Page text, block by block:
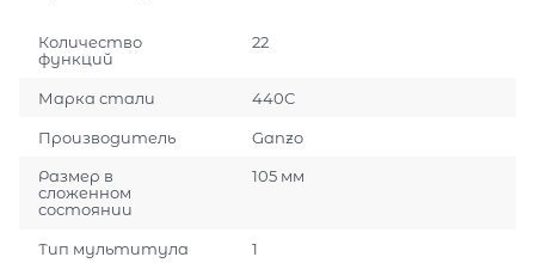
Количество
функций
22
Марка стали 440C
Производитель Ganzo
Размер в
сложенном
состоянии
105 мм
Тип мультитула 1